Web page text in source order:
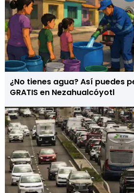
¿No tienes agua? Así puedes
GRATIS en Nezahualcóyotl